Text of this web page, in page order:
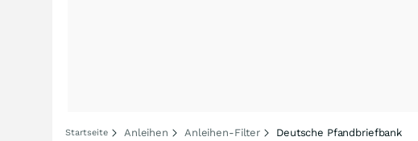
Startseite Anleihen Anleihen-Filter Deutsche Pfandbriefbank